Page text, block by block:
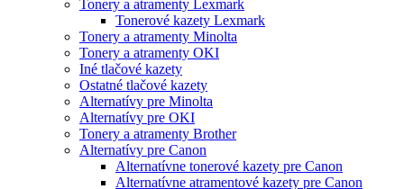
Tonery a atramenty Lexmark
Tonerové kazety Lexmark
Tonery a atramenty Minolta
Tonery a atramenty OKI
Iné tlačové kazety
Ostatné tlačové kazety
Alternatívy pre Minolta
Alternatívy pre OKI
Tonery a atramenty Brother
Alternatívy pre Canon
Alternatívne tonerové kazety pre Canon
Alternatívne atramentové kazety pre Canon